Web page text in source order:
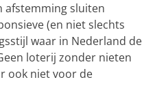
afstemming sluiten
(en niet slechts
waar in Nederland de
loterij zonder nieten
ook niet voor de